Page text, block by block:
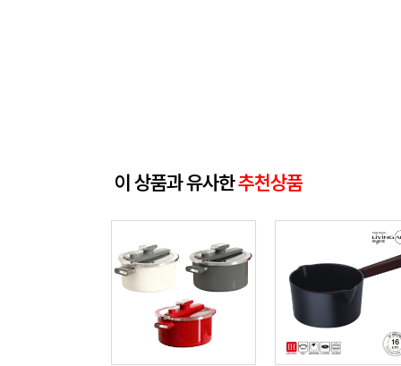
이 상품과 유사한추천상품